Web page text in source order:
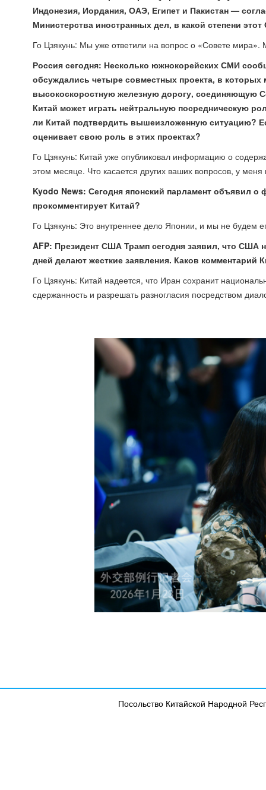
Индонезия, Иордания, ОАЭ, Египет и Пакистан —
Министерства иностранных дел, в какой степени
Го Цзякунь: Мы уже ответили на вопрос о «Совете мира».
Россия сегодня: Несколько южнокорейских СМИ
обсуждались четыре совместных проекта, в
высокоскоростную железную дорогу, соединяющую
Китай может играть нейтральную посредническую
ли Китай подтвердить вышеизложенную ситуацию?
оценивает свою роль в этих проектах?
Го Цзякунь: Китай уже опубликовал информацию о
этом месяце. Что касается других ваших вопросов, у
Kyodo News: Сегодня японский парламент объявил
прокомментирует Китай?
Го Цзякунь: Это внутреннее дело Японии, и мы не будем
AFP: Президент США Трамп сегодня заявил, что
дней делают жесткие заявления. Каков комментарий
Го Цзякунь: Китай надеется, что Иран сохранит
сдержанность и разрешать разногласия посредством
Посольство Китайской Народной